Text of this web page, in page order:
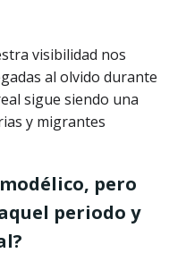
visibilidad nos
al olvido durante
sigue siendo una
y migrantes
pero
periodo y